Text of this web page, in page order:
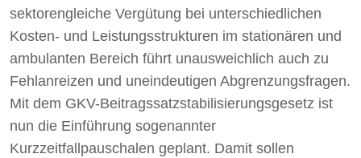
sektorengleiche Vergütung bei unterschiedlichen
Kosten- und Leistungsstrukturen im stationären und
ambulanten Bereich führt unausweichlich auch zu
Fehlanreizen und uneindeutigen Abgrenzungsfragen.
Mit dem GKV-Beitragssatzstabilisierungsgesetz ist
nun die Einführung sogenannter
Kurzzeitfallpauschalen geplant. Damit sollen